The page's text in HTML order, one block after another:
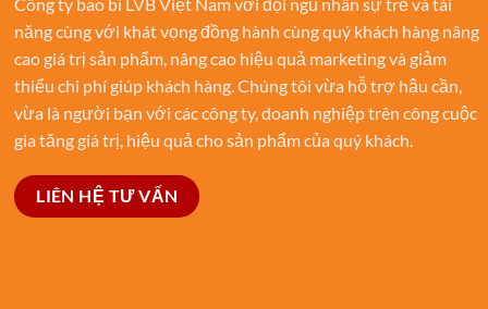
năng cùng với khát vọng đồng hành cùng quý khách hàng nâng
cao giá trị sản phẩm, nâng cao hiệu quả marketing và giảm
thiểu chi phí giúp khách hàng. Chúng tôi vừa hỗ trợ hậu cần,
vừa là người bạn với các công ty, doanh nghiệp trên công cuộc
gia tăng giá trị, hiệu quả cho sản phẩm của quý khách.
LIÊN HỆ TƯ VẤN